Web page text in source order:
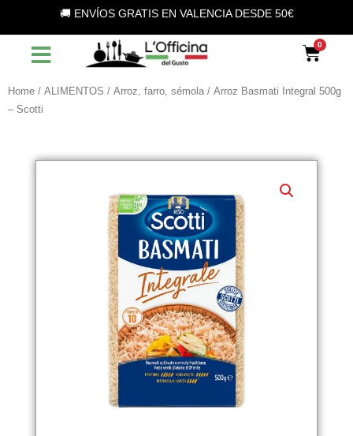
contenuto
🚚 ENVÍOS GRATIS EN VALENCIA DESDE 50€
Home / ALIMENTOS / Arroz, farro, sémola / Arroz Basmati Integral 500g
– Scotti